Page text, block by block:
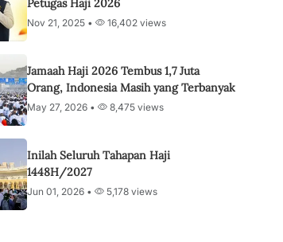
Nov 21, 2025 • 16,402 views
Jamaah Haji 2026 Tembus 1,7 Juta
Orang, Indonesia Masih yang Terbanyak
May 27, 2026 • 8,475 views
Inilah Seluruh Tahapan Haji
1448H/2027
Jun 01, 2026 • 5,178 views